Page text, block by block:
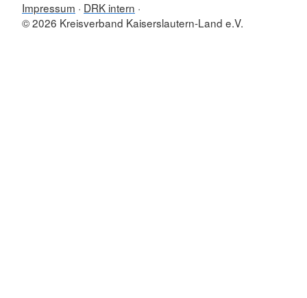
Impressum
DRK intern
© 2026 Kreisverband Kaiserslautern-Land e.V.